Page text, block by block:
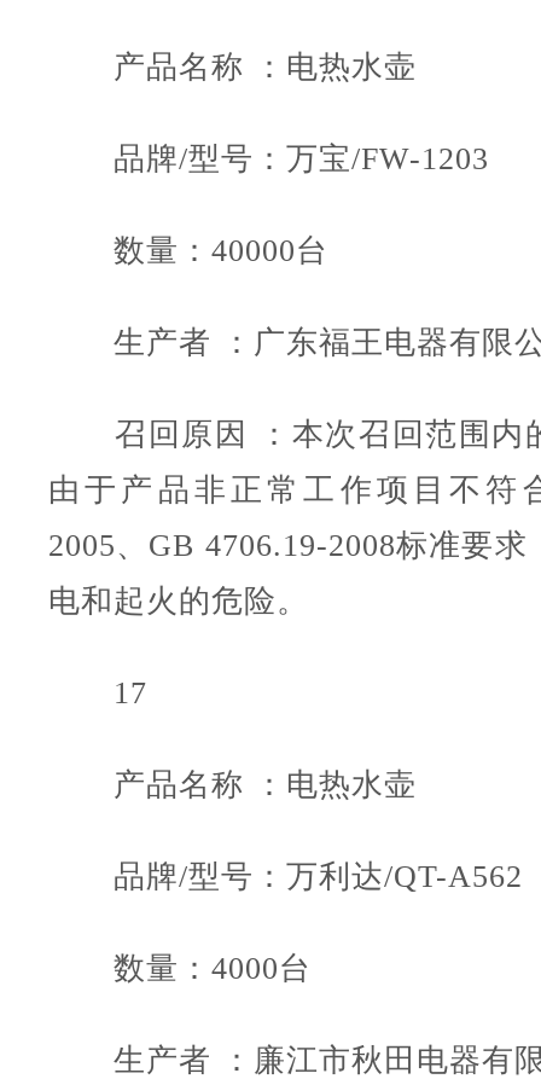
产品名称 ：电热水壶
品牌/型号：万宝/FW-1203
数量：40000台
生产者 ：广东福王电器有限
召回原因 ：本次召回范围内
由于产品非正常工作项目不符
2005、GB 4706.19-2008标准要
电和起火的危险。
17
产品名称 ：电热水壶
品牌/型号：万利达/QT-A562
数量：4000台
生产者 ：廉江市秋田电器有